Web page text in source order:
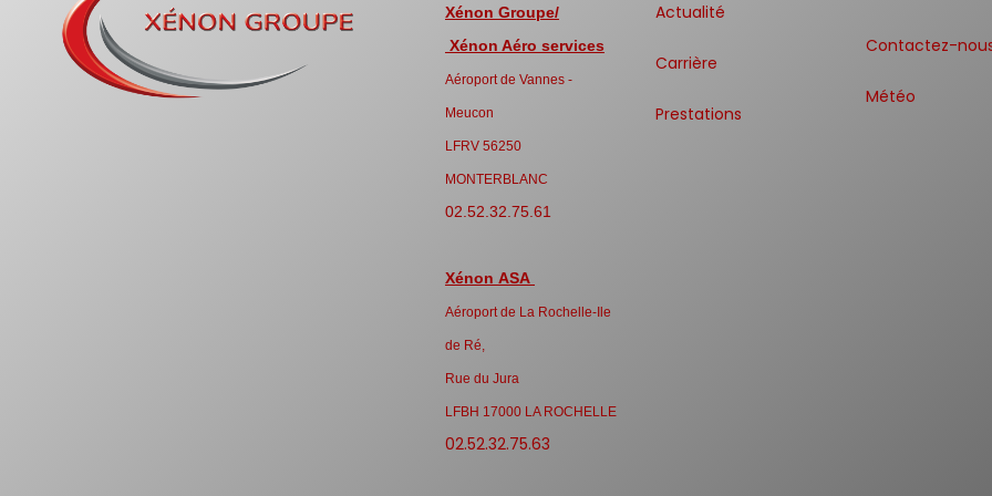
Xénon Groupe/
Xénon Aéro services
Aéroport de Vannes -
Meucon
LFRV 56250
MONTERBLANC
02.52.32.75.61
Xénon ASA
Aéroport de La Rochelle-Ile
de Ré,
Rue du Jura
LFBH 17000 LA ROCHELLE
02.52.32.75.63
Actualité
Carrière
Prestations
Contactez-
Météo